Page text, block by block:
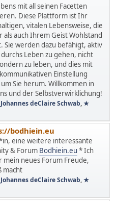
mit all seinen Facetten
Diese Plattform ist Ihr
vitalen Lebensweise, die
auch Ihrem Geist Wohlstand
Sie werden dazu befähigt, aktiv
Leben zu gehen, nicht
zu leben, und dies mit
Einstellung
Sie herum. Willkommen in
und der Selbstverwirklichung!
deClaire Schwab,★
bodhiein.eu
eine weitere interessante
& Forum Bodhiein.eu* Ich
mein neues Forum Freude,
macht
deClaire Schwab,★